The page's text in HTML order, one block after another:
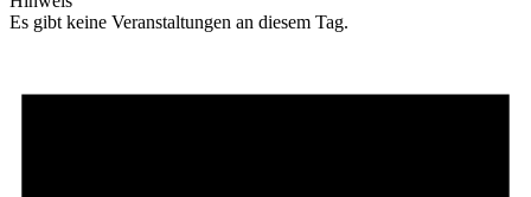
Es gibt keine Veranstaltungen an diesem Tag.